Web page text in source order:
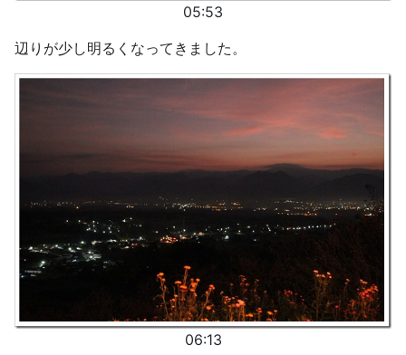
05:53
辺りが少し明るくなってきました。
06:13